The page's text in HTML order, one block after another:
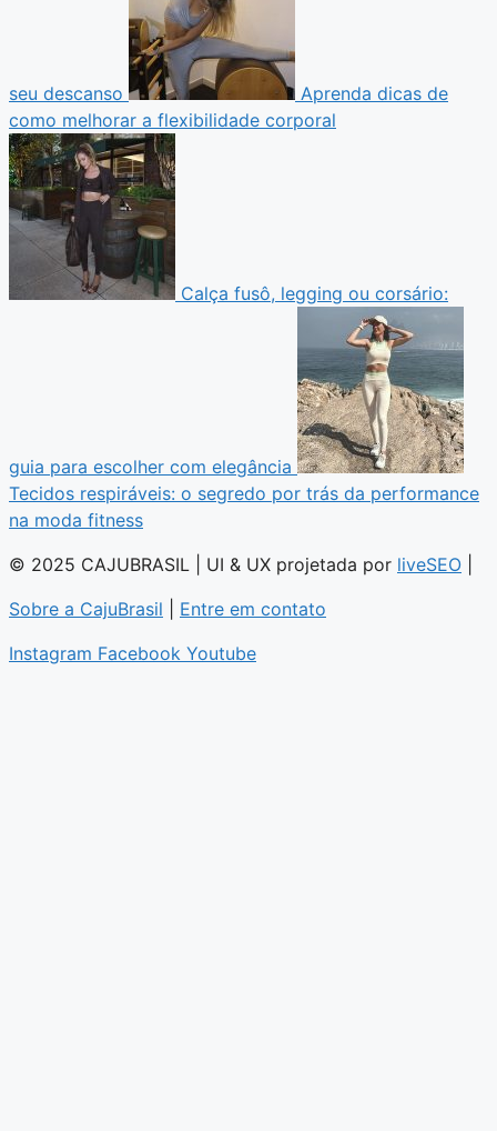
seu descanso
Aprenda dicas de
como melhorar a flexibilidade corporal
Calça fusô, legging ou corsário:
guia para escolher com elegância
Tecidos respiráveis: o segredo por trás da performance
na moda fitness
© 2025 CAJUBRASIL | UI & UX projetada por liveSEO
Sobre a CajuBrasil
Entre em contato
Instagram Facebook Youtube